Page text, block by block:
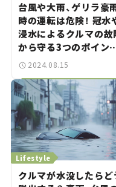
台風や大雨、ゲリラ豪
時の運転は危険！ 冠水
浸水によるクルマの故
から守る3つのポイン
を解説。【クルマと防災】
2024.08.15
Lifestyle
クルマが水没したらど